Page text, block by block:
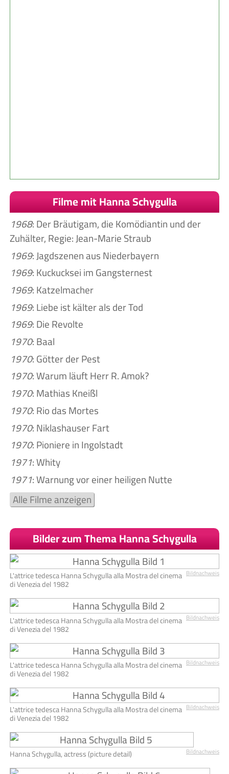
Filme mit Hanna Schygulla
1968: Der Bräutigam, die Komödiantin und der
Zuhälter, Regie: Jean-Marie Straub
1969: Jagdszenen aus Niederbayern
1969: Kuckucksei im Gangsternest
1969: Katzelmacher
1969: Liebe ist kälter als der Tod
1969: Die Revolte
1970: Baal
1970: Götter der Pest
1970: Warum läuft Herr R. Amok?
1970: Mathias Kneißl
1970: Rio das Mortes
1970: Niklashauser Fart
1970: Pioniere in Ingolstadt
1971: Whity
1971: Warnung vor einer heiligen Nutte
Alle Filme anzeigen
Bilder zum Thema Hanna Schygulla
Bildnachweis
L'attrice tedesca Hanna Schygulla alla Mostra del cinema
di Venezia del 1982
Bildnachweis
L'attrice tedesca Hanna Schygulla alla Mostra del cinema
di Venezia del 1982
Bildnachweis
L'attrice tedesca Hanna Schygulla alla Mostra del cinema
di Venezia del 1982
Bildnachweis
L'attrice tedesca Hanna Schygulla alla Mostra del cinema
di Venezia del 1982
Bildnachweis
Hanna Schygulla, actress (picture detail)